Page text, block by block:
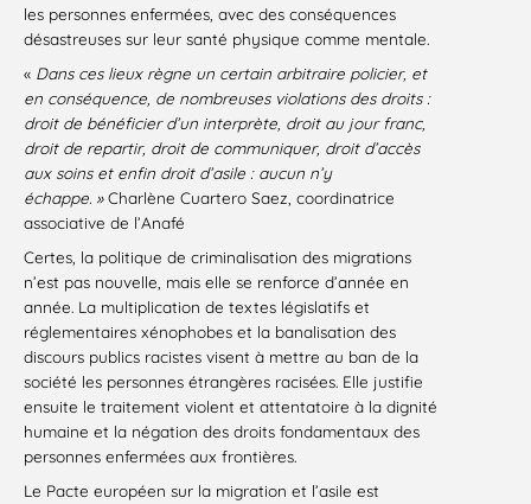
les personnes enfermées, avec des conséquences
désastreuses sur leur santé physique comme mentale.
« Dans ces lieux règne un certain arbitraire policier, et
en conséquence, de nombreuses violations des droits :
droit de bénéficier d’un interprète, droit au jour franc,
droit de repartir, droit de communiquer, droit d’accès
aux soins et enfin droit d’asile : aucun n’y
échappe. »Charlène Cuartero Saez, coordinatrice
associative de l’Anafé
Certes, la politique de criminalisation des migrations
n’est pas nouvelle, mais elle se renforce d’année en
année. La multiplication de textes législatifs et
réglementaires xénophobes et la banalisation des
discours publics racistes visent à mettre au ban de la
société les personnes étrangères racisées. Elle justifie
ensuite le traitement violent et attentatoire à la dignité
humaine et la négation des droits fondamentaux des
personnes enfermées aux frontières.
Le Pacte européen sur la migration et l’asile est